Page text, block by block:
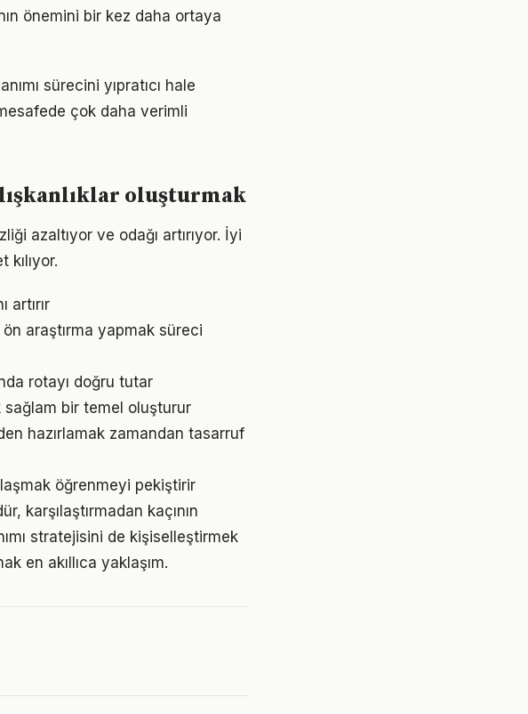
önemini bir kez daha ortaya
sürecini yıpratıcı hale
çok daha verimli
oluşturmak
azaltıyor ve odağı artırıyor. İyi
kılıyor.
artırır
araştırma yapmak süreci
rotayı doğru tutar
bir temel oluşturur
hazırlamak zamandan tasarruf
öğrenmeyi pekiştirir
karşılaştırmadan kaçının
stratejisini de kişiselleştirmek
en akıllıca yaklaşım.